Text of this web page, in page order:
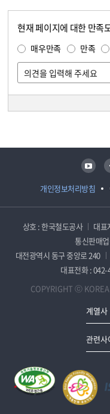
현재 페이지에 대한 만족
매우만족 만족
개인정보처리방침
유튜브
상호 : 한국철도공사 대표
통신판매
대전광역시 동구 중앙로 240
대표전화 :
COPYRIGHT ⓒ
계열사
관련사